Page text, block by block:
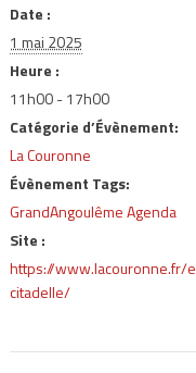
Date :
1 mai 2025
Heure :
11h00 - 17h00
Catégorie d’Évènement:
La Couronne
Évènement Tags:
GrandAngoulême Agenda
Site :
https://
citadelle/